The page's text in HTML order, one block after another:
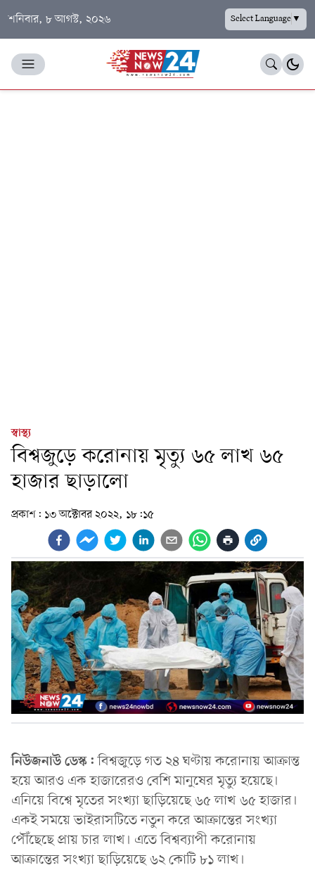
শনিবার, ৮ আগস্ট, ২০২৬ Select Language▼
স্বাস্থ্য
বিশ্বজুড়ে করোনায় মৃত্যু ৬৫ লাখ ৬৫
হাজার ছাড়ালো
প্রকাশ: ১৩ অক্টোবর ২০২২, ১৮:১৫
নিউজনাউ ডেস্ক:বিশ্বজুড়ে গত ২৪ ঘণ্টায় করোনায় আক্রান্ত
হয়ে আরও এক হাজারেরও বেশি মানুষের মৃত্যু হয়েছে।
এনিয়ে বিশ্বে মৃতের সংখ্যা ছাড়িয়েছে ৬৫ লাখ ৬৫ হাজার।
একই সময়ে ভাইরাসটিতে নতুন করে আক্রান্তের সংখ্যা
পৌঁছেছে প্রায় চার লাখ। এতে বিশ্বব্যাপী করোনায়
আক্রান্তের সংখ্যা ছাড়িয়েছে ৬২ কোটি ৮১ লাখ।